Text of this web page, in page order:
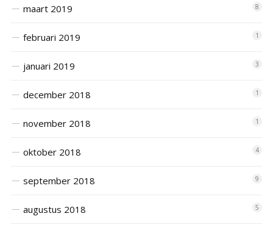
maart 2019 8
februari 2019 1
januari 2019 3
december 2018 1
november 2018 1
oktober 2018 4
september 2018 9
augustus 2018 5